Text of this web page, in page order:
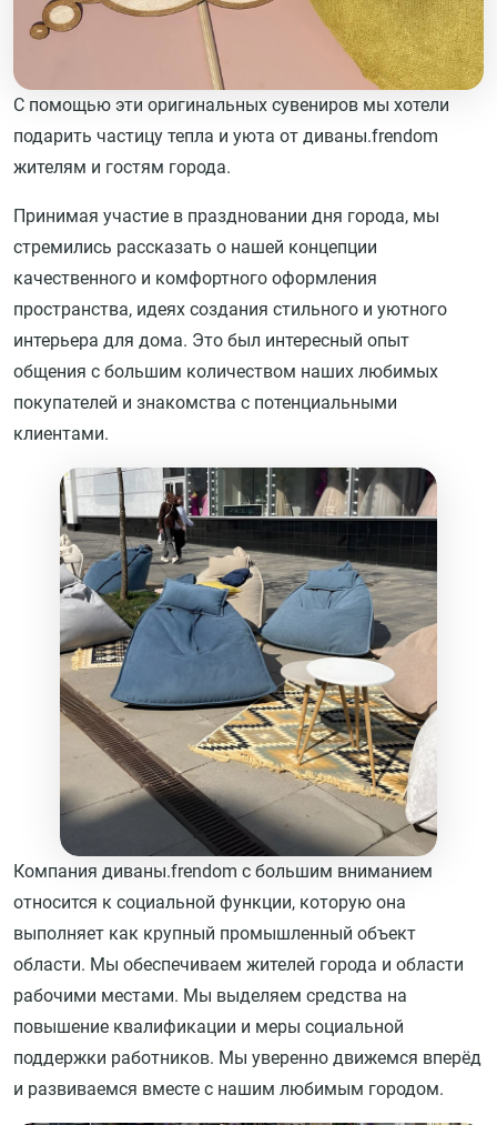
С помощью эти оригинальных сувениров мы хотели
подарить частицу тепла и уюта от диваны.frendom
жителям и гостям города.
Принимая участие в праздновании дня города, мы
стремились рассказать о нашей концепции
качественного и комфортного оформления
пространства, идеях создания стильного и уютного
интерьера для дома. Это был интересный опыт
общения с большим количеством наших любимых
покупателей и знакомства с потенциальными
клиентами.
Компания диваны.frendom с большим вниманием
относится к социальной функции, которую она
выполняет как крупный промышленный объект
области. Мы обеспечиваем жителей города и области
рабочими местами. Мы выделяем средства на
повышение квалификации и меры социальной
поддержки работников. Мы уверенно движемся вперёд
и развиваемся вместе с нашим любимым городом.